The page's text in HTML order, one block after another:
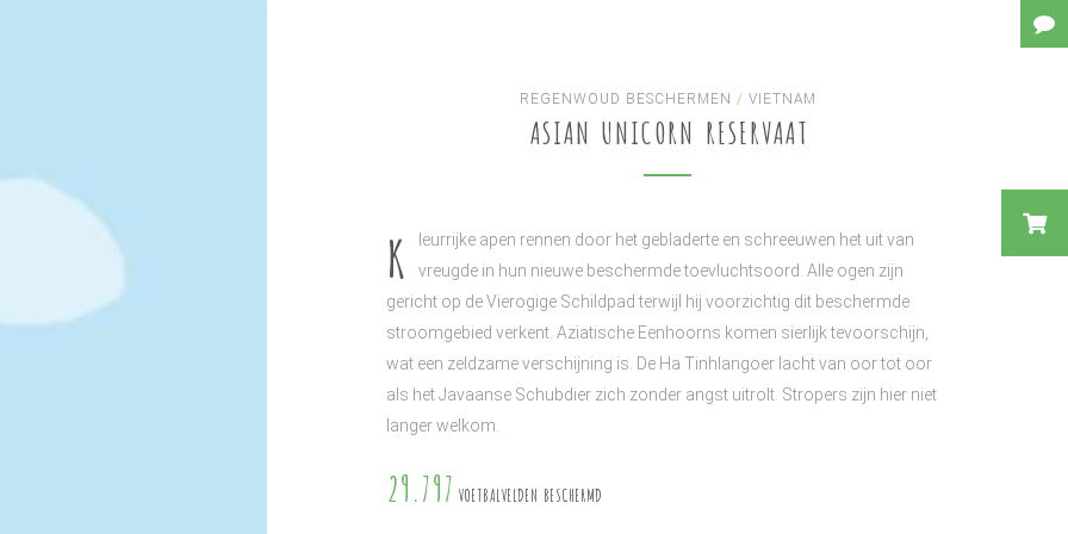
REGENWOUD BESCHERMEN / VIETNAM
ASIAN UNICORN RESERVAAT
K
leurrijke apen rennen door het gebladerte en schreeuwen het uit van
vreugde in hun nieuwe beschermde toevluchtsoord. Alle ogen zijn
gericht op de Vierogige Schildpad terwijl hij voorzichtig dit beschermde
stroomgebied verkent. Aziatische Eenhoorns komen sierlijk tevoorschijn,
wat een zeldzame verschijning is. De Ha Tinhlangoer lacht van oor tot oor
als het Javaanse Schubdier zich zonder angst uitrolt. Stropers zijn hier niet
langer welkom.
29.797 VOETBALVELDEN BESCHERMD